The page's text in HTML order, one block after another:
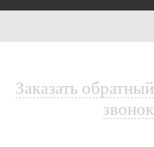
Заказать обратный
звонок